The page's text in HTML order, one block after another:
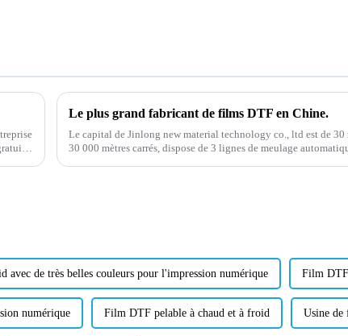
Le plus grand fabricant de films DTF en Chine.
Le capital de Jinlong new material technology co., ltd est de
30 000 mètres carrés, dispose de 3 lignes de meulage
avec de très belles couleurs pour l'impression numérique Film DTF
numérique Film DTF pelable à chaud et à froid Usine